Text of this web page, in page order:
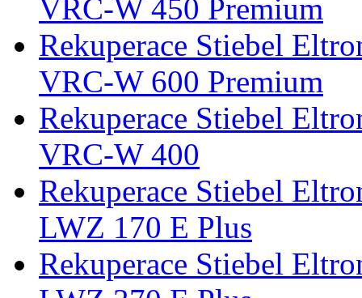
VRC-W 450 Premium
Rekuperace Stiebel
VRC-W 600 Premium
Rekuperace Stiebel
VRC-W 400
Rekuperace Stiebel
LWZ 170 E Plus
Rekuperace Stiebel